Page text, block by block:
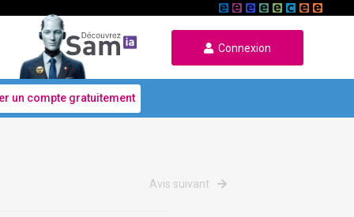
Connexion
un compte gratuitement
Avis suivant